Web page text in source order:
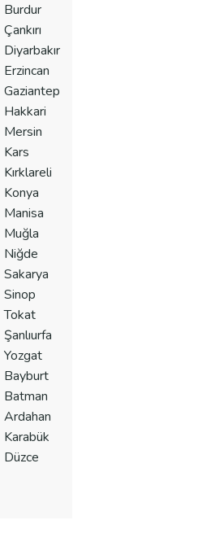
Burdur
Çankırı
Diyarbakır
Erzincan
Gaziantep
Hakkari
Mersin
Kars
Kırklareli
Konya
Manisa
Muğla
Niğde
Sakarya
Sinop
Tokat
Şanlıurfa
Yozgat
Bayburt
Batman
Ardahan
Karabük
Düzce